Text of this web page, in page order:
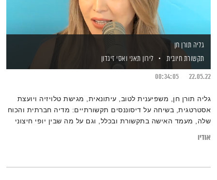
גליה תורן חן
תקשורת חיובית
לירון תאני ואסי זיגדון
22.05.22
00:34:05
גליה תורן חן, משפיענית לטוב, עיתונאית, מגישת טלויזיה ויועצת
אסטרטגית, בשיחה על דיסוננסים תקשורתיים: מדיה חברתית והכוח
שלה, מעמד האישה בתקשורת ובכלל, וגם על מה שבין יופי חיצוני
אודיו